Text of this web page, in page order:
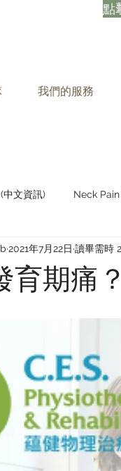
點
我們的服務
中文資訊) Neck
) Staying Active (保
育期痛？
2021年7月22日 讀畢需時